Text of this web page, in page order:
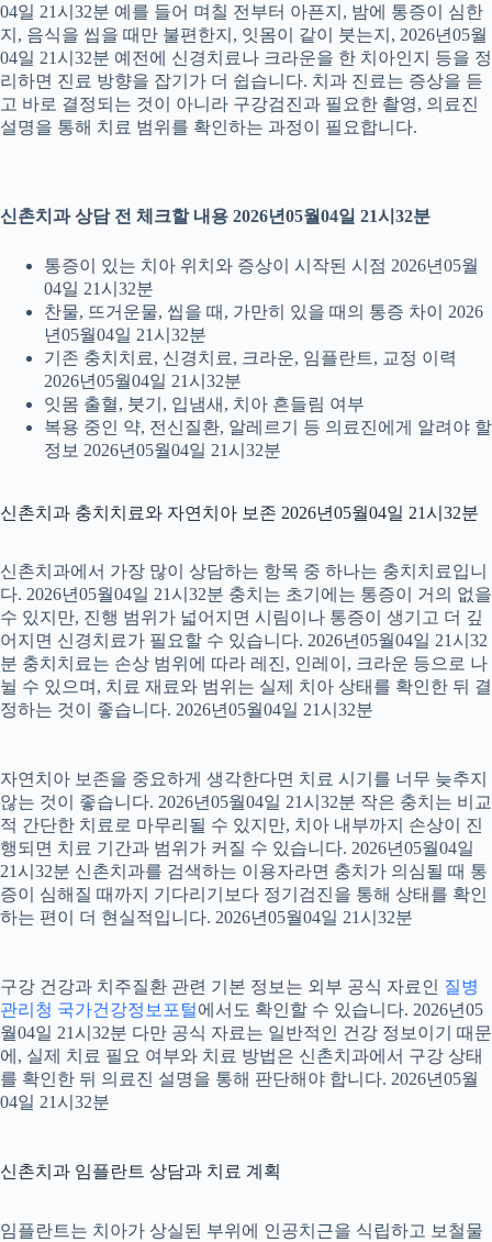
04일 21시32분 예를 들어 며칠 전부터 아픈지, 밤에 통증이 심한
지, 음식을 씹을 때만 불편한지, 잇몸이 같이 붓는지, 2026년05월
04일 21시32분 예전에 신경치료나 크라운을 한 치아인지 등을 정
리하면 진료 방향을 잡기가 더 쉽습니다. 치과 진료는 증상을 듣
고 바로 결정되는 것이 아니라 구강검진과 필요한 촬영, 의료진
설명을 통해 치료 범위를 확인하는 과정이 필요합니다.
신촌치과 상담 전 체크할 내용 2026년05월04일 21시32분
통증이 있는 치아 위치와 증상이 시작된 시점 2026년05월
04일 21시32분
찬물, 뜨거운물, 씹을 때, 가만히 있을 때의 통증 차이 2026
년05월04일 21시32분
기존 충치치료, 신경치료, 크라운, 임플란트, 교정 이력
2026년05월04일 21시32분
잇몸 출혈, 붓기, 입냄새, 치아 흔들림 여부
복용 중인 약, 전신질환, 알레르기 등 의료진에게 알려야 할
정보 2026년05월04일 21시32분
신촌치과 충치치료와 자연치아 보존 2026년05월04일 21시32분
신촌치과에서 가장 많이 상담하는 항목 중 하나는 충치치료입니
다. 2026년05월04일 21시32분 충치는 초기에는 통증이 거의 없을
수 있지만, 진행 범위가 넓어지면 시림이나 통증이 생기고 더 깊
어지면 신경치료가 필요할 수 있습니다. 2026년05월04일 21시32
분 충치치료는 손상 범위에 따라 레진, 인레이, 크라운 등으로 나
뉠 수 있으며, 치료 재료와 범위는 실제 치아 상태를 확인한 뒤 결
정하는 것이 좋습니다. 2026년05월04일 21시32분
자연치아 보존을 중요하게 생각한다면 치료 시기를 너무 늦추지
않는 것이 좋습니다. 2026년05월04일 21시32분 작은 충치는 비교
적 간단한 치료로 마무리될 수 있지만, 치아 내부까지 손상이 진
행되면 치료 기간과 범위가 커질 수 있습니다. 2026년05월04일
21시32분 신촌치과를 검색하는 이용자라면 충치가 의심될 때 통
증이 심해질 때까지 기다리기보다 정기검진을 통해 상태를 확인
하는 편이 더 현실적입니다. 2026년05월04일 21시32분
구강 건강과 치주질환 관련 기본 정보는 외부 공식 자료인 질병
관리청 국가건강정보포털에서도 확인할 수 있습니다. 2026년05
월04일 21시32분 다만 공식 자료는 일반적인 건강 정보이기 때문
에, 실제 치료 필요 여부와 치료 방법은 신촌치과에서 구강 상태
를 확인한 뒤 의료진 설명을 통해 판단해야 합니다. 2026년05월
04일 21시32분
신촌치과 임플란트 상담과 치료 계획
임플란트는 치아가 상실된 부위에 인공치근을 식립하고 보철물